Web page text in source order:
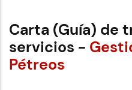
Carta (Guía) de
servicios -
Pétreos